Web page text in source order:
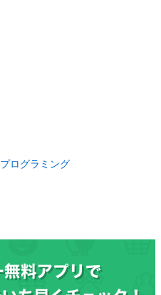
プログラミング